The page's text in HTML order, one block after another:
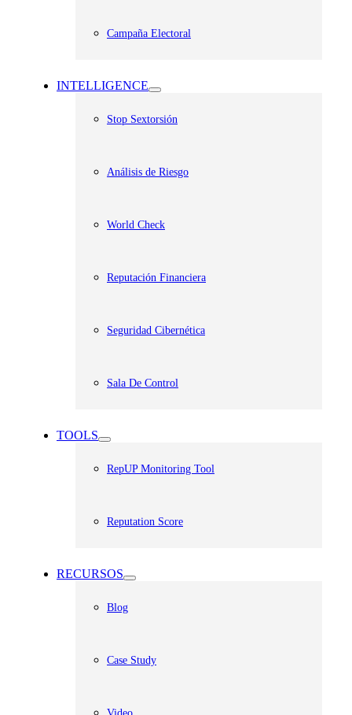
Campaña Electoral
INTELLIGENCE
Stop Sextorsión
Análisis de Riesgo
World Check
Reputación Financiera
Seguridad Cibernética
Sala De Control
TOOLS
RepUP Monitoring Tool
Reputation Score
RECURSOS
Blog
Case Study